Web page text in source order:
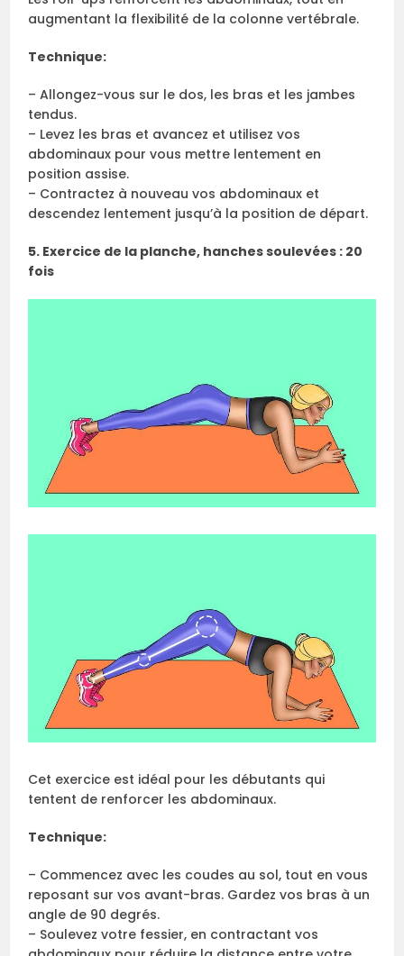
augmentant la flexibilité de la colonne vertébrale.
Technique:
– Allongez-vous sur le dos, les bras et les jambes
tendus.
– Levez les bras et avancez et utilisez vos
abdominaux pour vous mettre lentement en
position assise.
– Contractez à nouveau vos abdominaux et
descendez lentement jusqu’à la position de départ.
5. Exercice de la planche, hanches soulevées : 20
fois
Cet exercice est idéal pour les débutants qui
tentent de renforcer les abdominaux.
Technique:
– Commencez avec les coudes au sol, tout en vous
reposant sur vos avant-bras. Gardez vos bras à un
angle de 90 degrés.
– Soulevez votre fessier, en contractant vos